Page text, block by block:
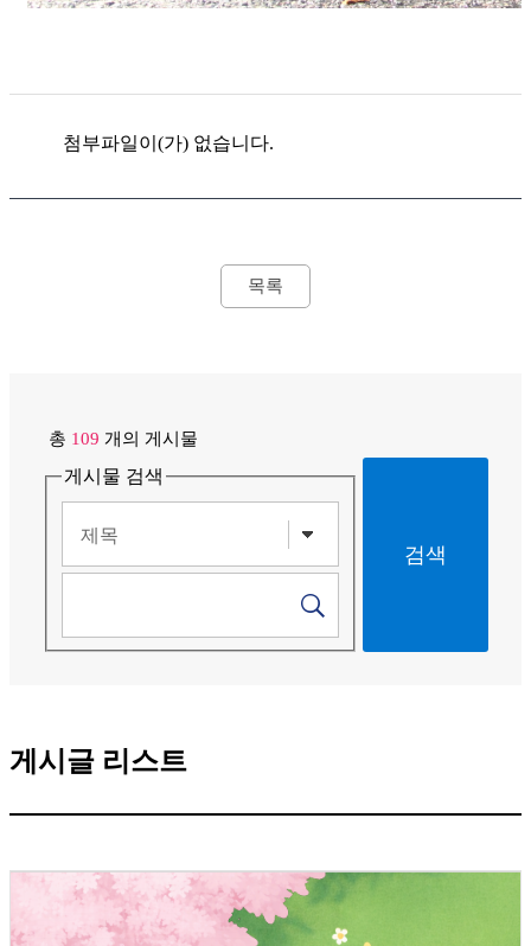
첨부파일이(가) 없습니다.
총 109 개의 게시물
게시물 검색
게시글 리스트